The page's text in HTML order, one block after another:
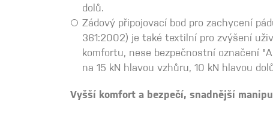
dolů.
Zádový připojovací bod pro zachycení
361:2002) je také textilní pro zvýšení
komfortu, nese bezpečnostní označení
na 15 kN hlavou vzhůru, 10 kN hlavou
Vyšší komfort a bezpečí, snadnější